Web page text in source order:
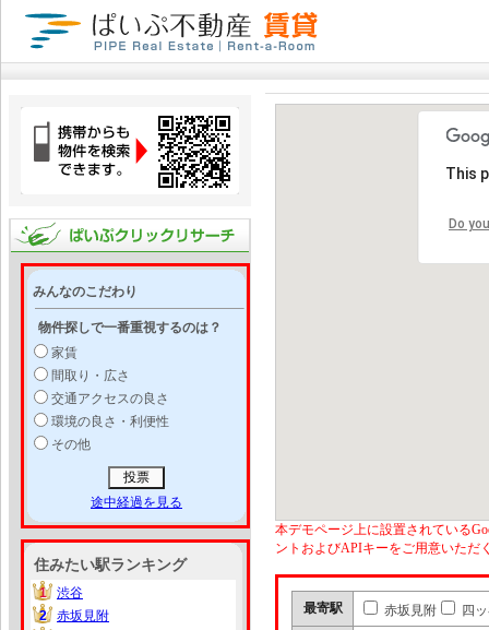
みんなのこだわり
物件探しで一番重視するのは？
家賃
間取り・広さ
交通アクセスの良さ
環境の良さ・利便性
その他
途中経過を見る
住みたい駅ランキング
1
1
渋谷
2
2
赤坂見附
This
Do
本デモページ上に設置されている
ントおよびAPIキーをご用意いただ
最寄駅 赤坂見附 四